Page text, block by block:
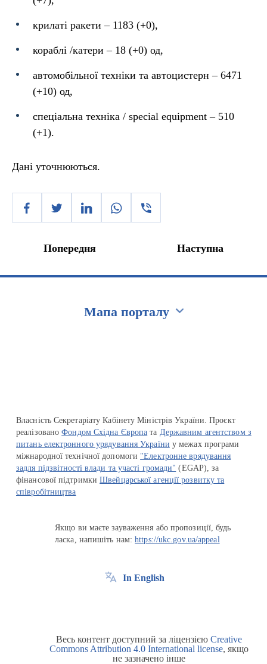
крилаті ракети ‒ 1183 (+0),
кораблі /катери ‒ 18 (+0) од,
автомобільної техніки та автоцистерн – 6471
(+10) од,
спеціальна техніка / special equipment ‒ 510
(+1).
Дані уточнюються.
Попередня Наступна
Мапа порталу
Власність Секретаріату Кабінету Міністрів України. Проєкт
реалізованоФондом Східна Європа та Державним агентством з
питань електронного урядування України у межах програми
міжнародної технічної допомоги "Електронне врядування
задля підзвітності влади та участі громади" (EGAP), за
фінансової підтримкиШвейцарської агенції розвитку та
співробітництва
Якщо ви маєте зауваження або пропозиції, будь
ласка, напишіть нам:https://ukc.gov.ua/appeal
In English
Весь контент доступний за ліцензією Creative
Commons Attribution 4.0 International license, якщо
не зазначено інше